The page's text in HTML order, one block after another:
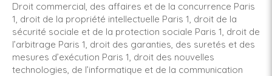
Droit commercial, des affaires et de la concurrence Paris
1, droit de la propriété intellectuelle Paris 1, droit de la
sécurité sociale et de la protection sociale Paris 1, droit de
l’arbitrage Paris 1, droit des garanties, des suretés et des
mesures d’exécution Paris 1, droit des nouvelles
technologies, de l’informatique et de la communication